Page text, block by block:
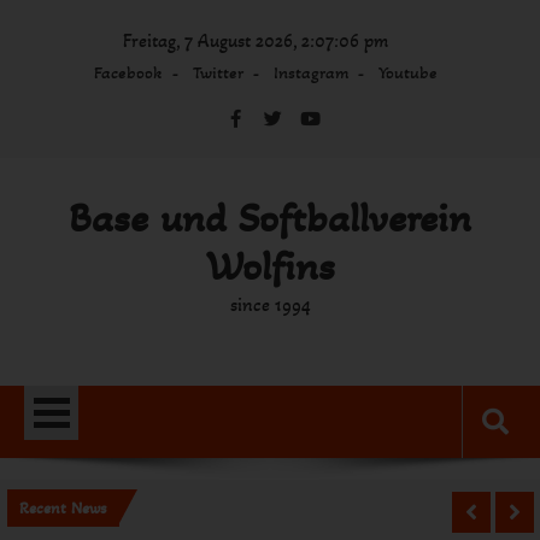
Freitag, 7 August 2026, 2:07:06 pm
Facebook Twitter Instagram Youtube
Base und Softballverein
Wolfins
since 1994
Recent News